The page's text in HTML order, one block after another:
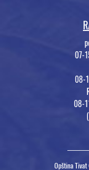
07-
08-
08-
Opština